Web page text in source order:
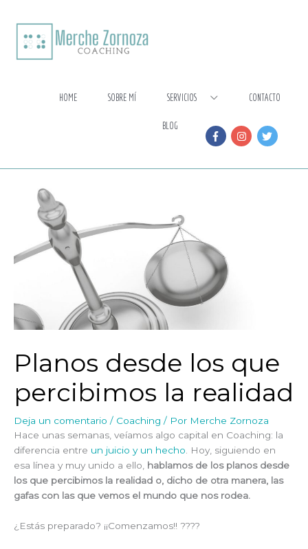
contenido
HOME SOBRE MÍ SERVICIOS CONTACTO
BLOG
Planos desde los que
percibimos la realidad
Deja un comentario / Coaching / Por Merche Zornoza
Hace unas semanas, veíamos algo capital en Coaching: la
diferencia entre un juicio y un hecho . Hoy, siguiendo en
esa línea y muy unido a ello, hablamos de los planos desde
los que percibimos la realidad o, dicho de otra manera, las
gafas con las que vemos el mundo que nos rodea.
¿Estás preparado? ¡¡Comenzamos!! ????